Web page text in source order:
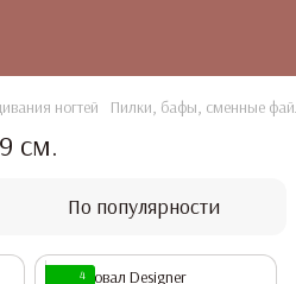
ногтей Пилки, бафы, сменные
см.
По популярности
4